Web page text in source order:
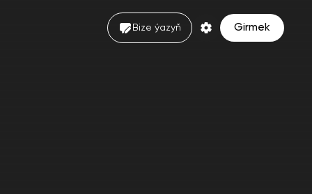
Bize ýazyň Girmek